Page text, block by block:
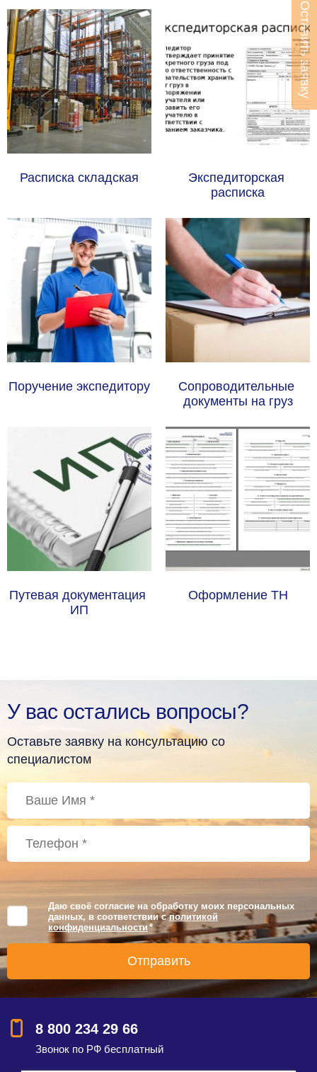
Расписка складская
Экспедиторская
расписка
Поручение экспедитору
Сопроводительные
документы на груз
Путевая документация
ИП
Оформление ТН
У вас остались вопросы?
Оставьте заявку на консультацию со
специалистом
Даю своё согласие на обработку моих персональных
данных, в соответствии сполитикой
конфиденциальности *
8 800 234 29 66
Звонок по РФ бесплатный
Оставить заявку